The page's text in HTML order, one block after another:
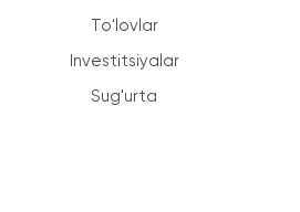
To'lovlar
Investitsiyalar
Sug'urta